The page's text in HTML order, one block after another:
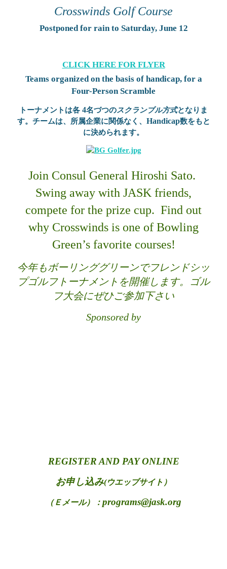
Crosswinds Golf Course
Postponed for rain to Saturday, June 12
CLICK HERE FOR FLYER
Teams organizedon the basis of handicap, for a
Four-Person Scramble
トーナメントは各 4名づつのスクランブル方式となりま
す。チームは、 所属企業に関係なく、 Handicap数をもと
に決められます。
Join Consul General Hiroshi Sato.
Swing away with JASK friends,
compete for the prize cup. Find out
why Crosswinds is one of Bowling
Green’s favorite courses!
今年もボーリンググリーンでフレンドシッ
プゴルフトーナメントを開催します。ゴル
フ大会にぜひご参加下さい
Sponsored by
REGISTER AND PAY ONLINE
お申し込み(ウエッブサイト）
（Ｅメール）： programs@jask.org